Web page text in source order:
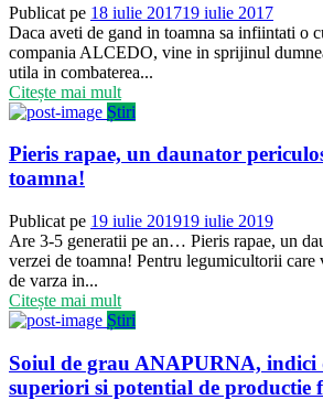
Publicat pe 18 iulie 201719 iulie 2017
Daca aveti de gand in toamna sa infiintati o
compania ALCEDO, vine in sprijinul
utila in combaterea...
Citește mai mult
Știri
Pieris rapae, un daunator
toamna!
Publicat pe 19 iulie 201919 iulie 2019
Are 3-5 generatii pe an… Pieris rapae, un
verzei de toamna! Pentru legumicultorii care
de varza in...
Citește mai mult
Știri
Soiul de grau ANAPURNA, indici
superiori si potential de productie